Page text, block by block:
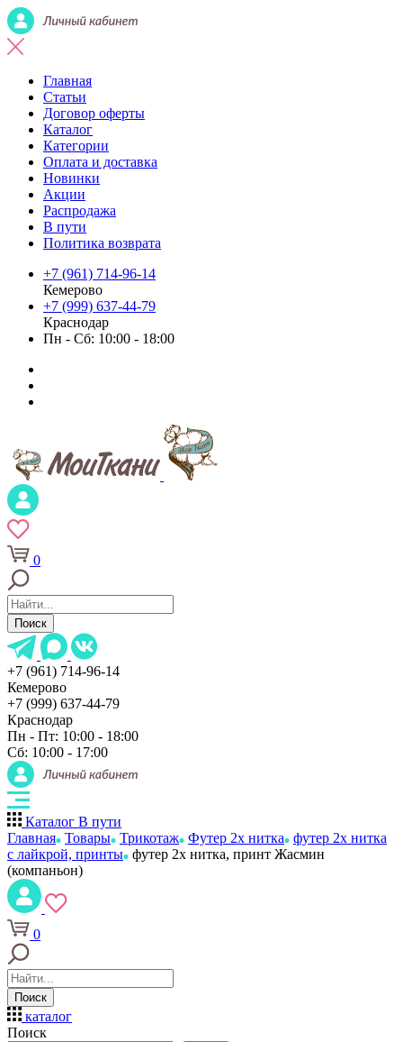
Главная
Статьи
Договор оферты
Каталог
Категории
Оплата и доставка
Новинки
Акции
Распродажа
В пути
Политика возврата
+7 (961) 714-96-14
Кемерово
+7 (999) 637-44-79
Краснодар
Пн - Сб: 10:00 - 18:00
0
Поиск
+7 (961) 714-96-14
Кемерово
+7 (999) 637-44-79
Краснодар
Пн - Пт: 10:00 - 18:00
Сб: 10:00 - 17:00
Каталог В пути
Главная Товары Трикотаж Футер 2х нитка
футер 2х нитка
с лайкрой, принты футер 2х нитка, принт Жасмин
(компаньон)
0
Поиск
каталог
Поиск